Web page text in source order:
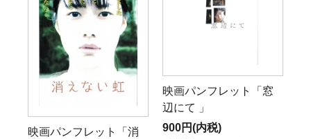
映画パンフレット「消
映画パンフレット「窓
辺にて 」
900円(内税)